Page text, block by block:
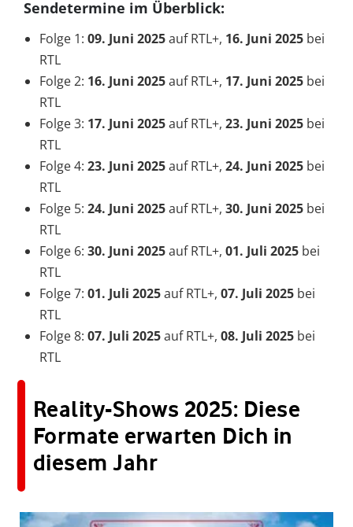
Sendetermine im Überblick:
Folge 1: 09. Juni 2025auf RTL+, 16. Juni 2025 bei
RTL
Folge 2: 16. Juni 2025auf RTL+, 17. Juni 2025 bei
RTL
Folge 3: 17. Juni 2025auf RTL+, 23. Juni 2025 bei
RTL
Folge 4: 23. Juni 2025auf RTL+, 24. Juni 2025 bei
RTL
Folge 5: 24. Juni 2025auf RTL+, 30. Juni 2025 bei
RTL
Folge 6: 30. Juni 2025auf RTL+, 01. Juli 2025 bei
RTL
Folge 7: 01. Juli 2025auf RTL+, 07. Juli 2025 bei
RTL
Folge 8: 07. Juli 2025auf RTL+, 08. Juli 2025 bei
RTL
Reality-Shows 2025: Diese
Formate erwarten Dich in
diesem Jahr